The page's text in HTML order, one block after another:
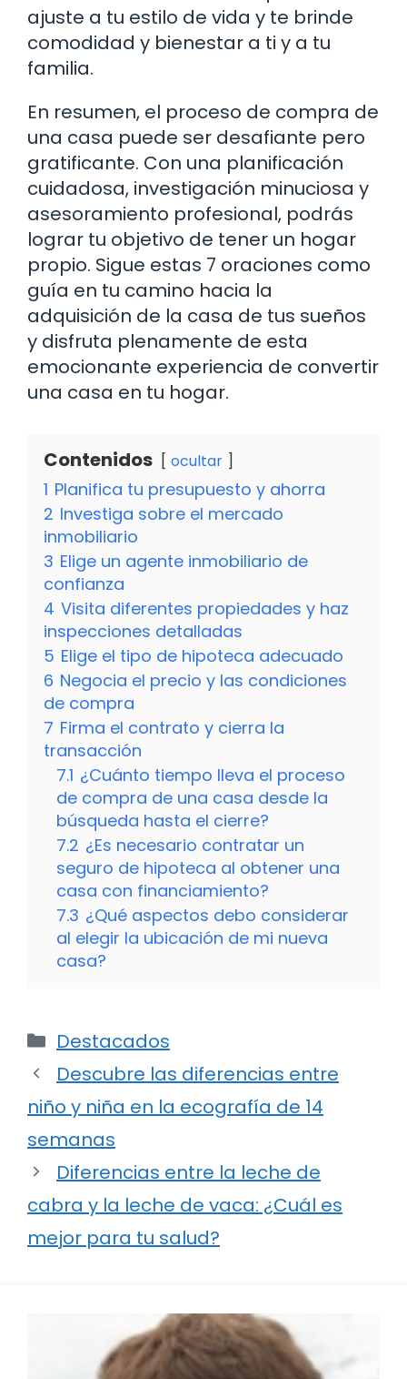
ajuste a tu estilo de vida y te brinde
comodidad y bienestar a ti y a tu
familia.
En resumen, el proceso de compra de
una casa puede ser desafiante pero
gratificante. Con una planificación
cuidadosa, investigación minuciosa y
asesoramiento profesional, podrás
lograr tu objetivo de tener un hogar
propio. Sigue estas 7 oraciones como
guía en tu camino hacia la
adquisición de la casa de tus sueños
y disfruta plenamente de esta
emocionante experiencia de convertir
una casa en tu hogar.
Contenidos ocultar
1 Planifica tu presupuesto y ahorra
2 Investiga sobre el mercado
inmobiliario
3 Elige un agente inmobiliario de
confianza
4 Visita diferentes propiedades y haz
inspecciones detalladas
5 Elige el tipo de hipoteca adecuado
6 Negocia el precio y las condiciones
de compra
7 Firma el contrato y cierra la
transacción
7.1 ¿Cuánto tiempo lleva el proceso
de compra de una casa desde la
búsqueda hasta el cierre?
7.2 ¿Es necesario contratar un
seguro de hipoteca al obtener una
casa con financiamiento?
7.3 ¿Qué aspectos debo considerar
al elegir la ubicación de mi nueva
casa?
Categorías
Destacados
Descubre las diferencias entre
niño y niña en la ecografía de 14
semanas
Diferencias entre la leche de
cabra y la leche de vaca: ¿Cuál es
mejor para tu salud?